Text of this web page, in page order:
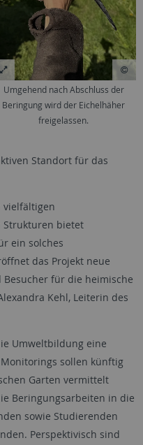
Umgehend nach Abschluss der
Beringung wird der Eichelhäher
freigelassen.
Standort für das
vielfältigen
Strukturen bietet
ein solches
das Projekt neue
für die heimische
Kehl, Leiterin des
Umweltbildung eine
sollen künftig
Garten vermittelt
Beringungsarbeiten in die
sowie Studierenden
Perspektivisch sind